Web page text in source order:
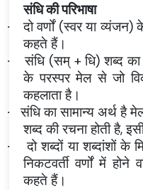
संधि की परिभाषा
·
दो वर्णों (स्वर या
कहते हैं।
·
संधि (सम् + धि) शब्द का
के परस्पर मेल से जो
कहलाता है।
·
संधि का सामान्य अर्थ है
शब्द की रचना होती है,
·
दो शब्दों या शब्दांशों
निकटवर्ती वर्णों में होने
कहते हैं।